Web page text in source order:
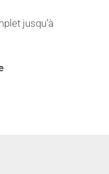
jusqu’à